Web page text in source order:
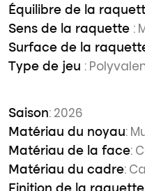
Équilibre de la
Sens de la raquette :
Surface de la
Type de jeu :
Saison: 2026
Matériau du noyau:
Matériau de la face:
Matériau du cadre: